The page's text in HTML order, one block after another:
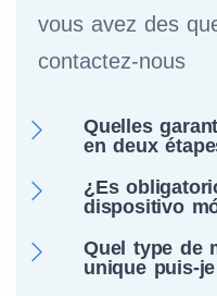
vous avez des
contactez-nous
Quelles
en deux
¿Es
dispositivo
Quel type de
unique puis-